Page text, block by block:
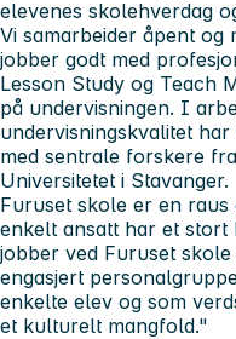
elevenes skolehverdag
Vi samarbeider åpent og
jobber godt med
Lesson Study og Teach
på undervisningen. I
undervisningskvalitet
med sentrale forskere
Universitetet i Stavanger.
Furuset skole er en
enkelt ansatt har et
jobber ved Furuset
engasjert
enkelte elev og som
et kulturelt mangfold."